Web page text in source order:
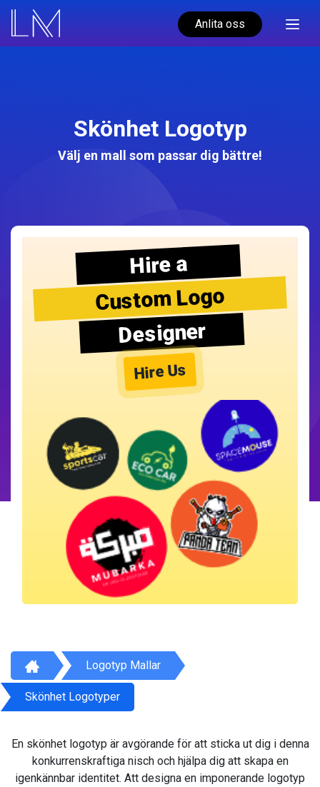
Anlita oss
Skönhet Logotyp
Välj en mall som passar dig bättre!
Hire a
Custom Logo
Designer
Hire Us
Logotyp Mallar
Skönhet Logotyper
En skönhet logotyp är avgörande för att sticka ut dig i denna
konkurrenskraftiga nisch och hjälpa dig att skapa en
igenkännbar identitet. Att designa en imponerande logotyp